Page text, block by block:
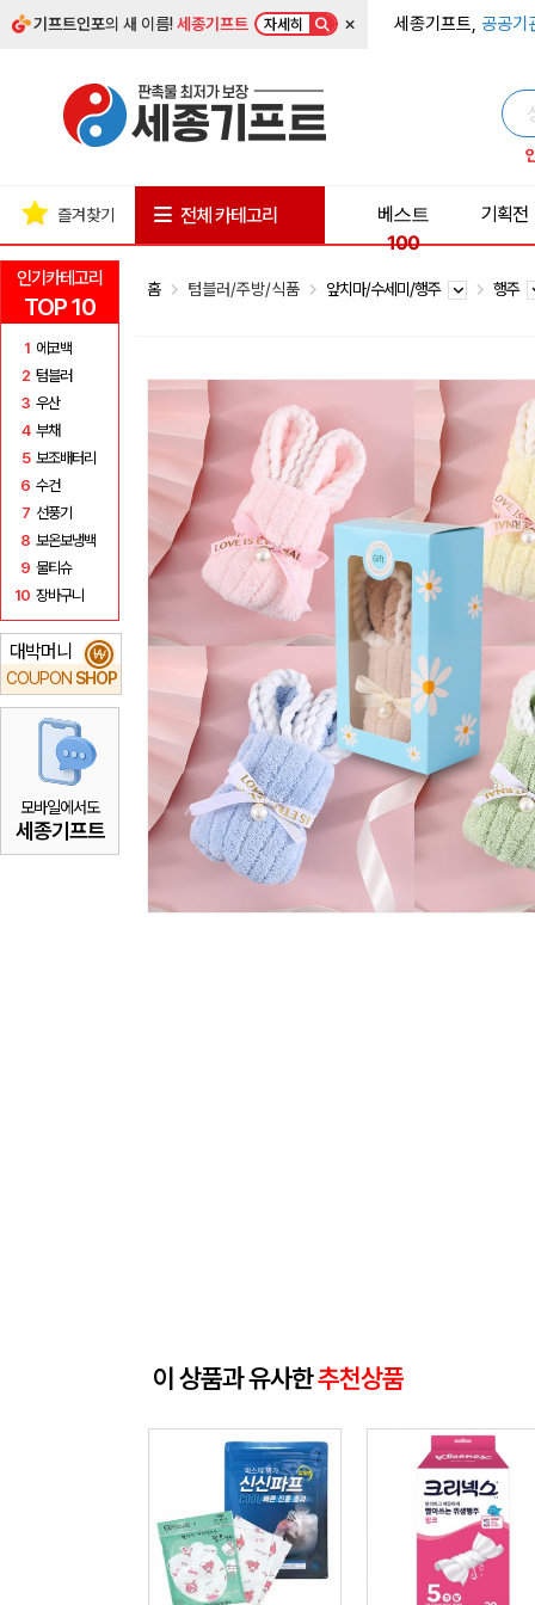
기프트인포의 새 이름!세종기프트 자세히 × 세종기프트, 공공기
인기카테고리
TOP 10
1 에코백
2 텀블러
3 우산
4 부채
5 보조배터리
6 수건
7 선풍기
8 보온보냉백
9 물티슈
10 장바구니
대박머니
COUPON SHOP
₩
모바일에서도
세종기프트
즐겨찾기 전체 카테고리
베스트
100
기획전
홈 텀블러/주방/식품 앞치마/수세미/행주 행주
이 상품과 유사한추천상품